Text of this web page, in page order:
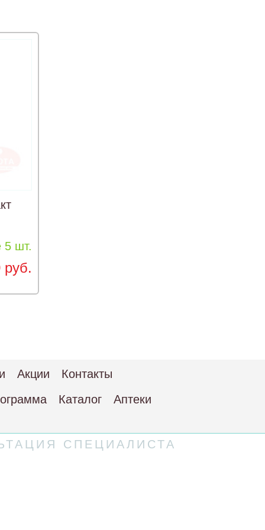
5 шт.
руб.
Акции
Контакты
Каталог Аптеки
СПЕЦИАЛИСТА